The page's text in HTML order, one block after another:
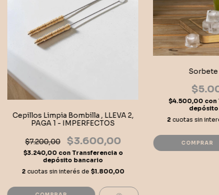
Cepillos Limpia Bombilla , LLEVA 2,
PAGA 1 - IMPERFECTOS
$7.200,00 $3.600,00
$3.240,00 con Transferencia o
depósito bancario
2 cuotas sin interés de $1.800,00
Sorbete
$4.500,00 con
2 cuotas sin
COMPRAR